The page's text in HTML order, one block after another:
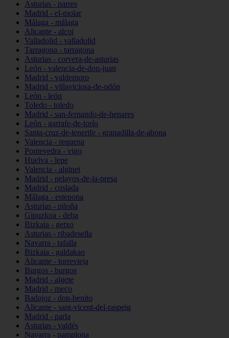
Asturias - parres
Madrid - el-molar
Málaga - málaga
Alicante - alcoi
Valladolid - valladolid
Tarragona - tarragona
Asturias - corvera-de-asturias
León - valencia-de-don-juan
Madrid - valdemoro
Madrid - villaviciosa-de-odón
León - león
Toledo - toledo
Madrid - san-fernando-de-henares
León - garrafe-de-torío
Santa-cruz-de-tenerife - granadilla-de-abona
Valencia - requena
Pontevedra - vigo
Huelva - lepe
Valencia - alginet
Madrid - pelayos-de-la-presa
Madrid - coslada
Málaga - estepona
Asturias - piloña
Gipuzkoa - deba
Bizkaia - getxo
Asturias - ribadesella
Navarra - tafalla
Bizkaia - galdakao
Alicante - torrevieja
Burgos - burgos
Madrid - algete
Madrid - meco
Badajoz - don-benito
Alicante - sant-vicent-del-raspeig
Madrid - parla
Asturias - valdés
Navarra - pamplona